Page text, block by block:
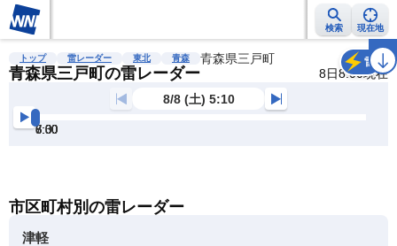
検索 現在地
雨雲レーダー 台風情報 地震情報 警報・注意報 2週間天気 ラ
トップ 雷レーダー 東北 青森 青森県三戸町
青森県三戸町の雷レーダー 8日8:00現在
雷
8/8 (土) 5:10
5:30
6:00
6:30
7:00
7:30
8:00
市区町村別の雷レーダー
津軽